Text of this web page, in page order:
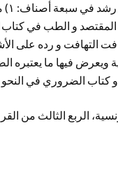
التهافت و رده على
ويعرض فيها ما
الضروري في النحو
الربع الثالث من